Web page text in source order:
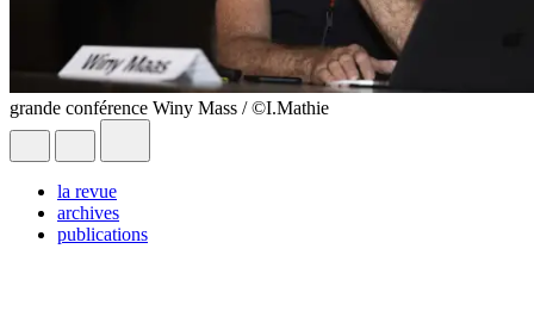
grande conférence Winy Mass / ©I.Mathie
la revue
archives
publications